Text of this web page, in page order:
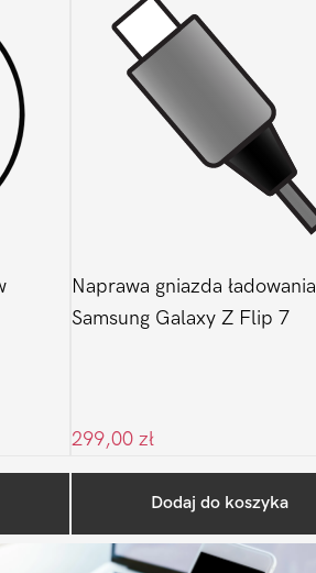
Naprawa gniazda ładowania
Samsung Galaxy Z Flip 7
299,00 zł
Dodaj do koszyka
Sidebar